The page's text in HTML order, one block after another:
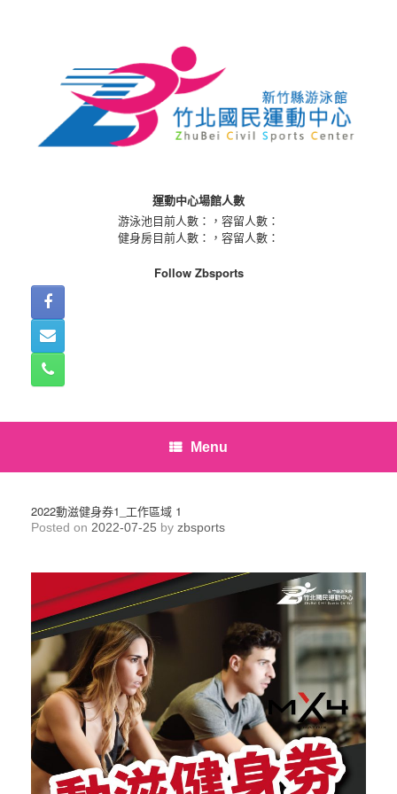
運動中心場館人數
游泳池目前人數：
，容留人數：
健身房目前人數：
，容留人數：
Follow Zbsports
Menu
2022動滋健身券1_工作區域 1
Posted on 2022-07-25 by zbsports